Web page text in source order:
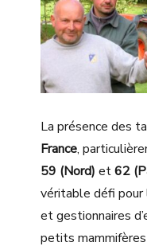
La présence des
France,
59 (Nord) et62
véritable défi pour
et gestionnaires
petits